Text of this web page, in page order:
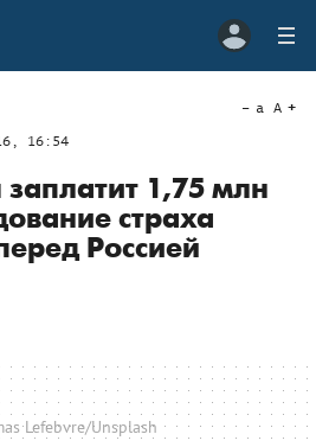
16:54
a A
1,75 млн
страха
Россией
Lefebvre/Unsplash